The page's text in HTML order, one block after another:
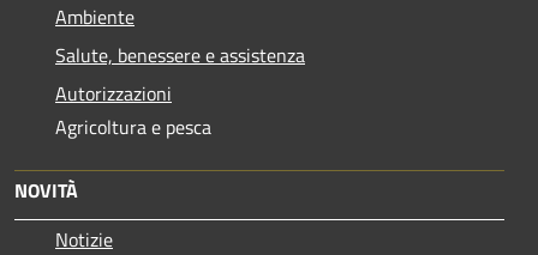
Ambiente
Salute, benessere e assistenza
Autorizzazioni
Agricoltura e pesca
NOVITÀ
Notizie